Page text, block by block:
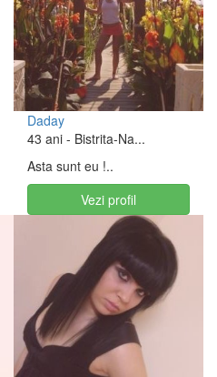
Daday
43 ani - Bistrita-Na...
Asta sunt eu !..
Vezi profil